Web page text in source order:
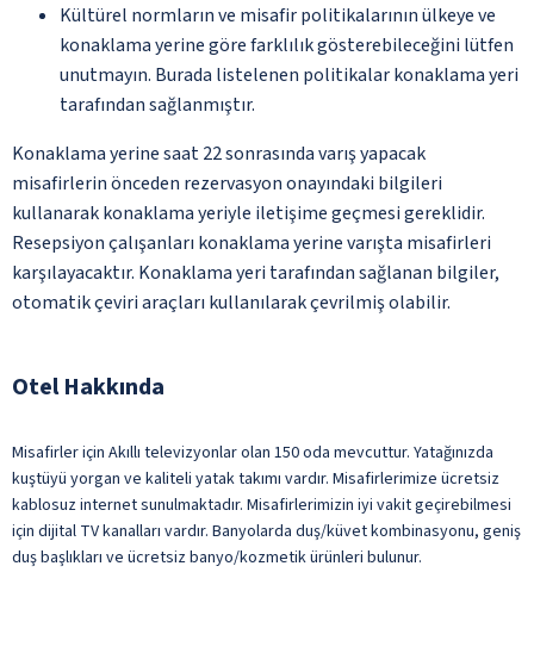
Kültürel normların ve misafir politikalarının ülkeye ve
konaklama yerine göre farklılık gösterebileceğini lütfen
unutmayın. Burada listelenen politikalar konaklama yeri
tarafından sağlanmıştır.
Konaklama yerine saat 22 sonrasında varış yapacak
misafirlerin önceden rezervasyon onayındaki bilgileri
kullanarak konaklama yeriyle iletişime geçmesi gereklidir.
Resepsiyon çalışanları konaklama yerine varışta misafirleri
karşılayacaktır. Konaklama yeri tarafından sağlanan bilgiler,
otomatik çeviri araçları kullanılarak çevrilmiş olabilir.
Otel Hakkında
Misafirler için Akıllı televizyonlar olan 150 oda mevcuttur. Yatağınızda
kuştüyü yorgan ve kaliteli yatak takımı vardır. Misafirlerimize ücretsiz
kablosuz internet sunulmaktadır. Misafirlerimizin iyi vakit geçirebilmesi
için dijital TV kanalları vardır. Banyolarda duş/küvet kombinasyonu, geniş
duş başlıkları ve ücretsiz banyo/kozmetik ürünleri bulunur.